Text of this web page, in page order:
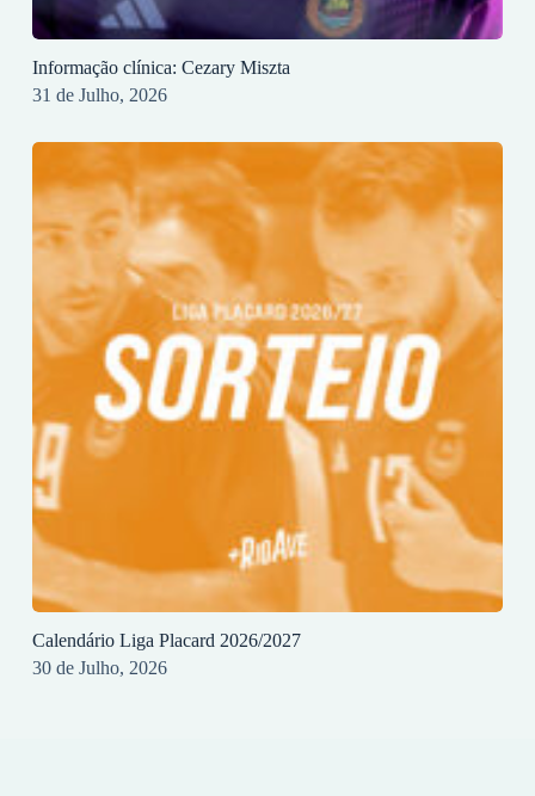
Informação clínica: Cezary Miszta
31 de Julho, 2026
Calendário Liga Placard 2026/2027
30 de Julho, 2026